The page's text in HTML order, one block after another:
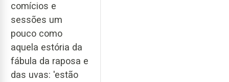
comícios e
sessões um
pouco como
aquela estória da
fábula da raposa e
das uvas: 'estão